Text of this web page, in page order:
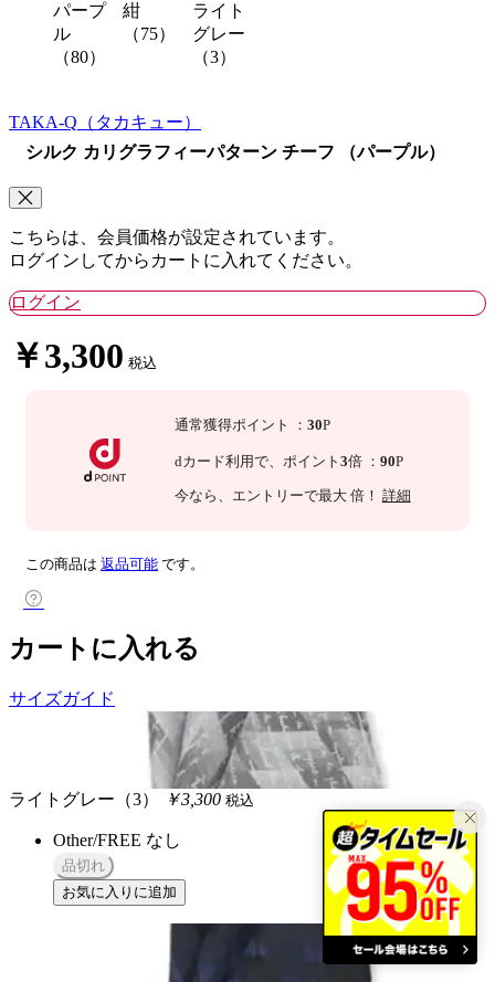
パープ
ル
（80）
紺
（75）
ライト
グレー
（3）
TAKA-Q （タカキュー）
シルク カリグラフィーパターン チーフ （パープル）
こちらは、会員価格が設定されています。
ログインしてからカートに入れてください。
ログイン
￥3,300 税込
通常獲得ポイント ： 30P
dカード利用で、 ポイント 3倍 ： 90P
今なら 、エントリーで最大 倍！ 詳細
この商品は 返品可能 です。
カートに入れる
サイズガイド
ライトグレー（3） ￥3,300 税込
Other/FREE なし
品切れ
お気に入りに追加